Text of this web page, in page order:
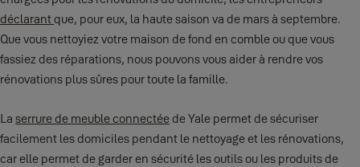
déclarantque, pour eux, la haute saison va de mars à septembre.
Que vous nettoyiez votre maison de fond en comble ou que vous
fassiez des réparations, nous pouvons vous aider à rendre vos
rénovations plus sûres pour toute la famille.
La serrure de meuble connectéede Yale permet de sécuriser
facilement les domiciles pendant le nettoyage et les rénovations,
car elle permet de garder en sécurité les outils ou les produits de